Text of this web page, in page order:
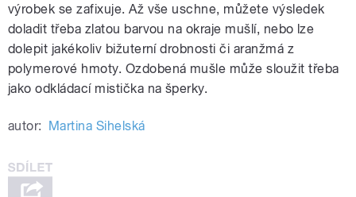
výrobek se zafixuje. Až vše uschne, můžete výsledek
doladit třeba zlatou barvou na okraje mušlí, nebo lze
dolepit jakékoliv bižuterní drobnosti či aranžmá z
polymerové hmoty. Ozdobená mušle může sloužit třeba
jako odkládací mistička na šperky.
autor: Martina Sihelská